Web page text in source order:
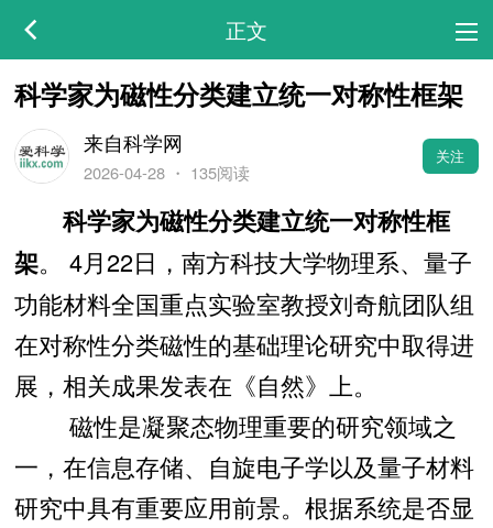
正文
科学家为磁性分类建立统一对称性框架
来自科学网
2026-04-28・ 135阅读
关注
科学家为磁性分类建立统一对称性框
架。 4月22日，南方科技大学物理系、量子
功能材料全国重点实验室教授刘奇航团队组
在对称性分类磁性的基础理论研究中取得进
展，相关成果发表在《自然》上。
磁性是凝聚态物理重要的研究领域之
一，在信息存储、自旋电子学以及量子材料
研究中具有重要应用前景。根据系统是否显